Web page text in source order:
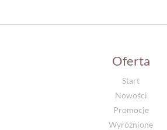
Oferta
Start
Nowości
Promocje
Wyróżnione